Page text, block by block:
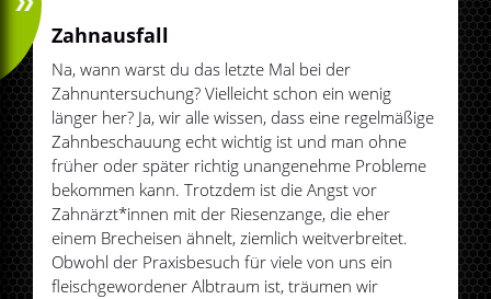
Zahnausfall
Na, wann warst du das letzte Mal bei der
Zahnuntersuchung? Vielleicht schon ein wenig
länger her? Ja, wir alle wissen, dass eine regelmäßige
Zahnbeschauung echt wichtig ist und man ohne
früher oder später richtig unangenehme Probleme
bekommen kann. Trotzdem ist die Angst vor
Zahnärzt*innen mit der Riesenzange, die eher
einem Brecheisen ähnelt, ziemlich weitverbreitet.
Obwohl der Praxisbesuch für viele von uns ein
fleischgewordener Albtraum ist, träumen wir